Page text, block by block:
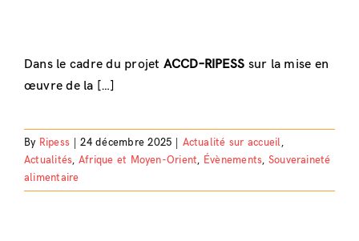
Dans le cadre du projet ACCD–RIPESS sur la mise en
œuvre de la […]
By Ripess 24 décembre 2025 Actualité sur accueil,
Actualités, Afrique et Moyen-Orient, Évènements, Souveraineté
alimentaire